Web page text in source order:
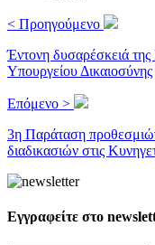
< Προηγούμενο
Έντονη δυσαρέσκειά
Υπουργείου Δικαιοσύνης
Επόμενο >
3η Παράταση
διαδικασιών στις
Εγγραφείτε στο